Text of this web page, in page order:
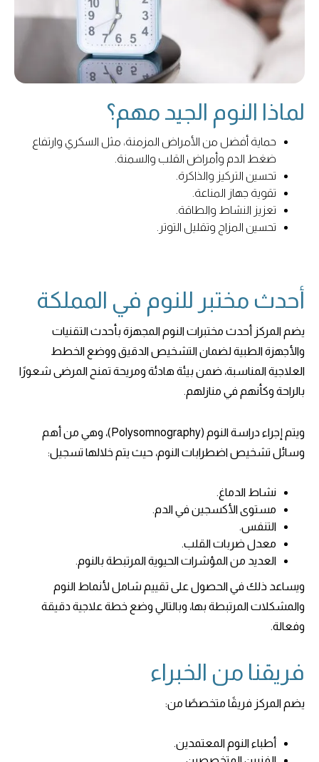
لماذا النوم الجيد مهم؟
حماية أفضل من الأمراض المزمنة، مثل السكري وارتفاع
ضغط الدم وأمراض القلب والسمنة.
تحسين التركيز والذاكرة.
تقوية جهاز المناعة.
تعزيز النشاط والطاقة.
تحسين المزاج وتقليل التوتر.
أحدث مختبر للنوم في المملكة
يضم المركز أحدث مختبرات النوم المجهزة بأحدث التقنيات
والأجهزة الطبية لضمان التشخيص الدقيق ووضع الخطط
العلاجية المناسبة، ضمن بيئة هادئة ومريحة تمنح المرضى شعورًا
بالراحة وكأنهم في منازلهم.
ويتم إجراء دراسة النوم (Polysomnography)، وهي من أهم
وسائل تشخيص اضطرابات النوم، حيث يتم خلالها تسجيل:
نشاط الدماغ.
مستوى الأكسجين في الدم.
التنفس.
معدل ضربات القلب.
العديد من المؤشرات الحيوية المرتبطة بالنوم.
ويساعد ذلك في الحصول على تقييم شامل لأنماط النوم
والمشكلات المرتبطة بها، وبالتالي وضع خطة علاجية دقيقة
وفعالة.
فريقنا من الخبراء
يضم المركز فريقًا متخصصًا من:
أطباء النوم المعتمدين.